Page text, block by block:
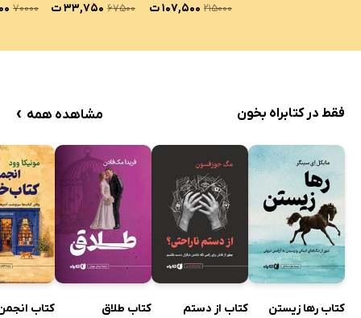
۲۱۵۰۰۰ ۱۰۷,۵۰۰ ت ۶۷۵۰۰ ۳۳,۷۵۰ ت ۷۰۰۰۰
فقط در کتابراه بخون مشاهده همه ›
کتاب رها زیستن
کتاب از دستم
کتاب طلاق
کتاب